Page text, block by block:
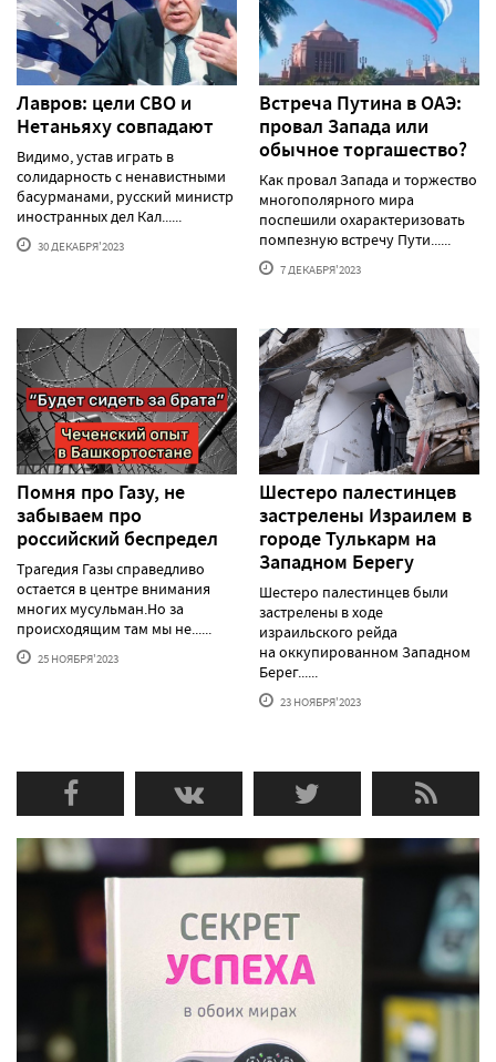
Лавров: цели СВО и
Нетаньяху совпадают
Видимо, устав играть в
солидарность с ненавистными
басурманами, русский министр
иностранных дел Кал......
30 ДЕКАБРЯ'2023
Встреча Путина в ОАЭ:
провал Запада или
обычное торгашество?
Как провал Запада и торжество
многополярного мира
поспешили охарактеризовать
помпезную встречу Пути......
7 ДЕКАБРЯ'2023
Помня про Газу, не
забываем про
российский беспредел
Трагедия Газы справедливо
остается в центре внимания
многих мусульман.Но за
происходящим там мы не......
25 НОЯБРЯ'2023
Шестеро палестинцев
застрелены Израилем в
городе Тулькарм на
Западном Берегу
Шестеро палестинцев были
застрелены в ходе
израильского рейда
на оккупированном Западном
Берег......
23 НОЯБРЯ'2023